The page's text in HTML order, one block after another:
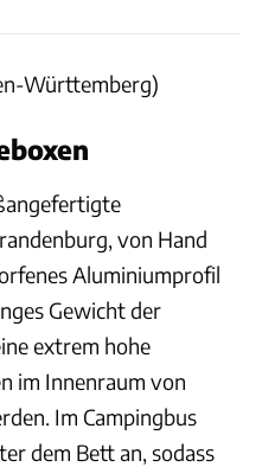
Württemberg)
von Hand
Aluminiumprofil
Gewicht der
extrem hohe
im Innenraum von
Im Campingbus
dem Bett an, sodass